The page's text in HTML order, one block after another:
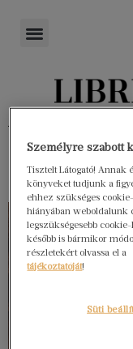
Személyre szabott
Tisztelt Látogató! Annak
könyveket tudjunk a
ehhez szükséges
hiányában weboldalunk
legszükségesebb
később is bármikor
részletekért olvassa el a
tájékoztatóját!
Süti